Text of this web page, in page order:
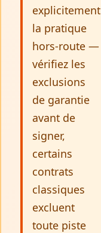
explicitement
la pratique
hors-route —
vérifiez les
exclusions
de garantie
avant de
signer,
certains
contrats
classiques
excluent
toute piste